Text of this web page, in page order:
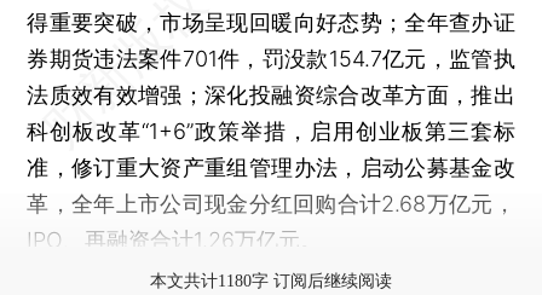
得重要突破，市场呈现回暖向好态势；全年查办证
券期货违法案件701件，罚没款154.7亿元，监管执
法质效有效增强；深化投融资综合改革方面，推出
科创板改革“1+6”政策举措，启用创业板第三套标
准，修订重大资产重组管理办法，启动公募基金改
革，全年上市公司现金分红回购合计2.68万亿元，
IPO、再融资合计1.26万亿元。
本文共计1180字 订阅后继续阅读